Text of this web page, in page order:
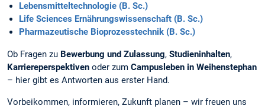
Lebensmitteltechnologie (B. Sc.)
Life Sciences Ernährungswissenschaft (B. Sc.)
Pharmazeutische Bioprozesstechnik (B. Sc.)
Ob Fragen zu Bewerbung und Zulassung, Studieninhalten,
Karriereperspektiven oder zum Campusleben in Weihenstephan
– hier gibt es Antworten aus erster Hand.
Vorbeikommen, informieren, Zukunft planen – wir freuen uns